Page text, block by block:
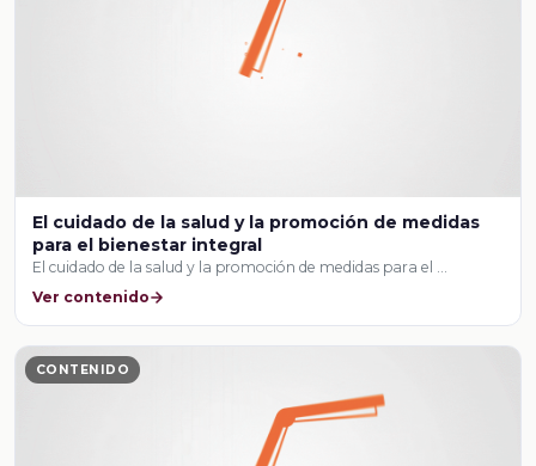
El cuidado de la salud y la promoción de medidas
para el bienestar integral
El cuidado de la salud y la promoción de medidas para el …
Ver contenido
CONTENIDO